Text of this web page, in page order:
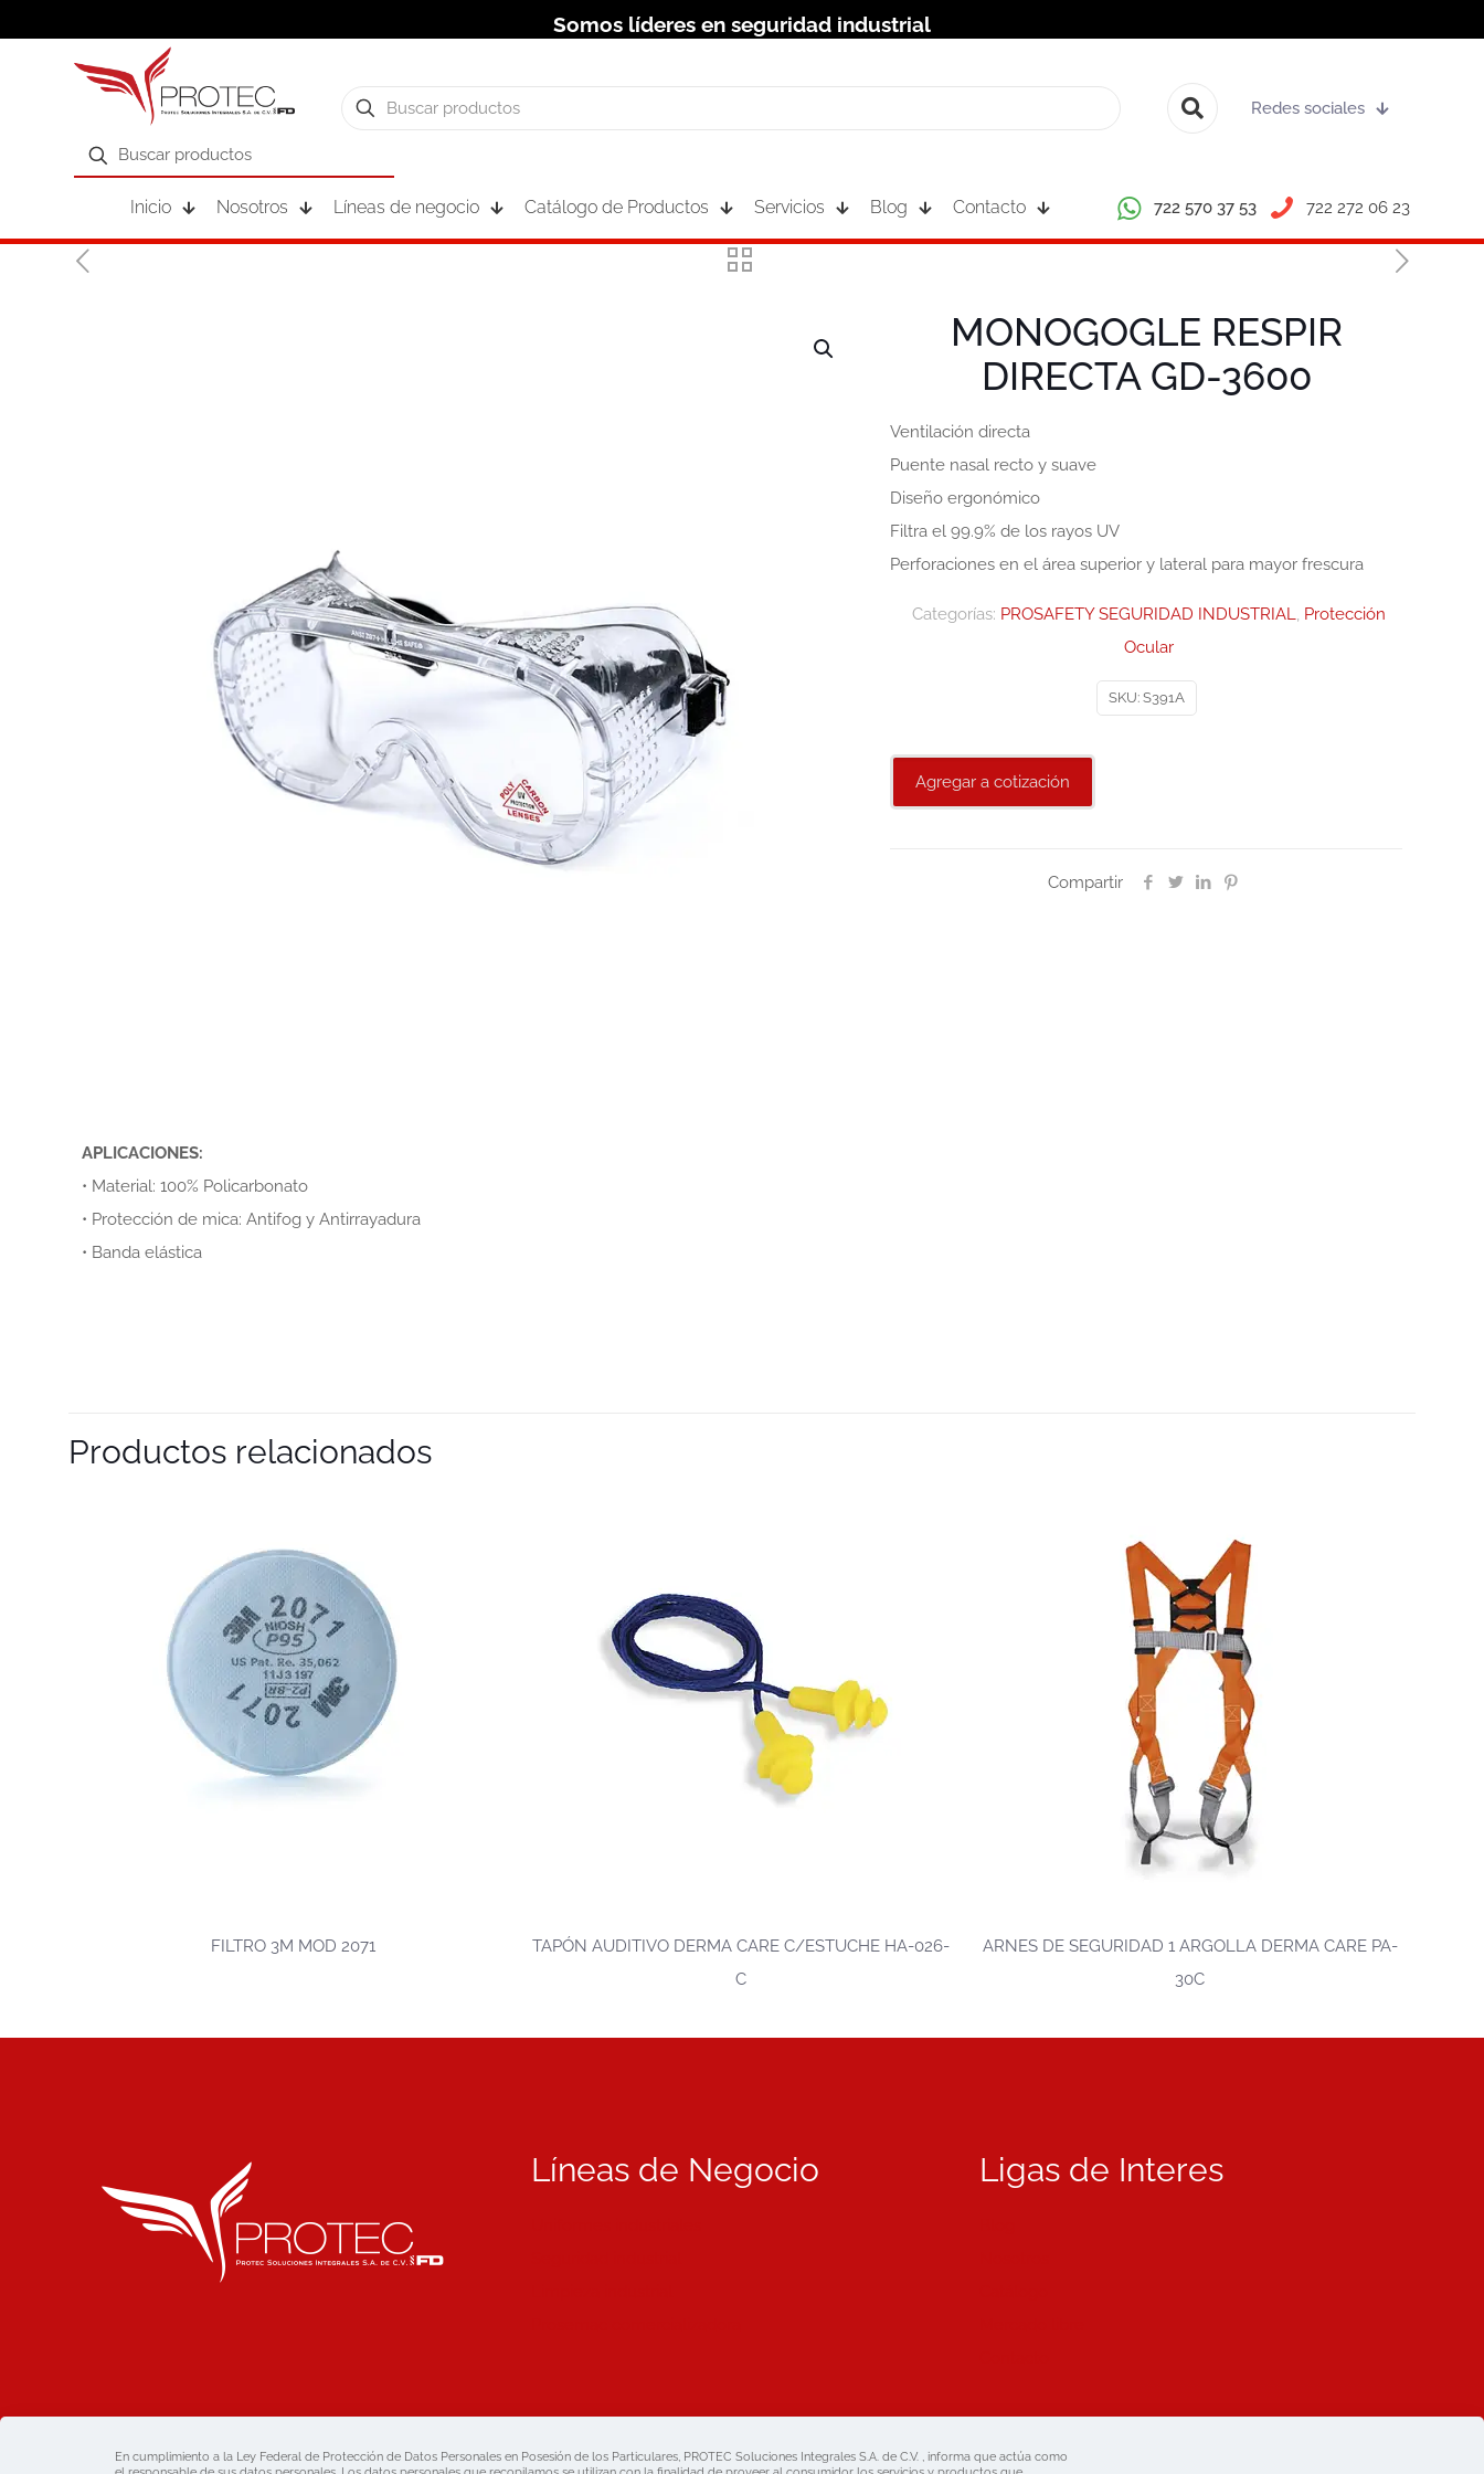
Somos líderes en seguridad industrial
Redes sociales
Inicio Nosotros Líneas de negocio Catálogo de Productos Servicios Blog Contacto 722 570 37 53 722 272 06 23
MONOGOGLE RESPIR
DIRECTA GD-3600
Ventilación directa
Puente nasal recto y suave
Diseño ergonómico
Filtra el 99.9% de los rayos UV
Perforaciones en el área superior y lateral para mayor frescura
SKU: S391A
Categorías: PROSAFETY SEGURIDAD INDUSTRIAL, Protección
Ocular
Agregar a cotización
Compartir
APLICACIONES:
• Material: 100% Policarbonato
• Protección de mica: Antifog y Antirrayadura
• Banda elástica
Productos relacionados
FILTRO 3M MOD 2071
TAPÓN AUDITIVO DERMA CARE C/ESTUCHE HA-026-
C
ARNES DE SEGURIDAD 1 ARGOLLA DERMA CARE PA-
30C
Líneas de Negocio Ligas de Interes
En cumplimiento a la Ley Federal de Protección de Datos Personales en Posesión de los Particulares, PROTEC Soluciones Integrales S.A. de C.V. , informa que actúa como